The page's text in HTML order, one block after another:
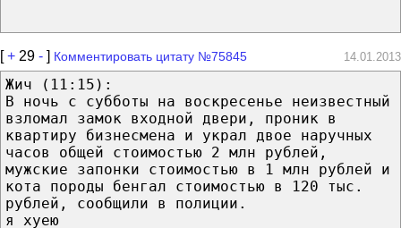
[+ 29 - ] Комментировать цитату №75845 14.01.2013
Жич ‎(11:15):
В ночь с субботы на воскресенье неизвестный
взломал замок входной двери, проник в
квартиру бизнесмена и украл двое наручных
часов общей стоимостью 2 млн рублей,
мужские запонки стоимостью в 1 млн рублей и
кота породы бенгал стоимостью в 120 тыс.
рублей, сообщили в полиции.
я хуею